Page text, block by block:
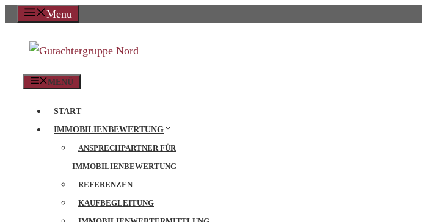
Zum
springen
Menu
MENÜ
START
IMMOBILIENBEWERTUNG
ANSPRECHPARTNER FÜR
IMMOBILIENBEWERTUNG
REFERENZEN
KAUFBEGLEITUNG